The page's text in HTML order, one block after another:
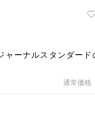
ーナルスタンダード
通常価格